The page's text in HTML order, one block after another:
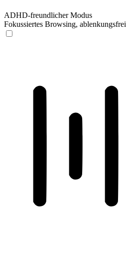
ADHD-freundlicher Modus
Fokussiertes Browsing, ablenkungsfrei